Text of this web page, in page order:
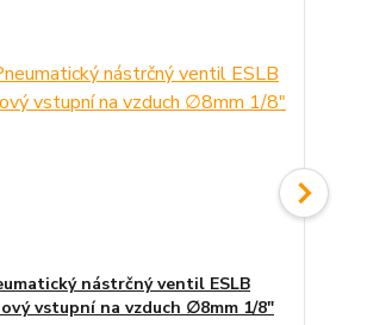
nástrčný ventil ESLB
vstupní na vzduch ∅8mm 1/8"